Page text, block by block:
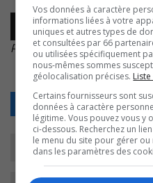
Lecteur
audio
Pélo – LNAH à 7.
Retour
Vos données à caractère
informations liées à votre
uniques et autres types de
et consultées par 66
ou utilisées spécifiquement
nous-mêmes sommes
géolocalisation précises.
Certains fournisseurs sont
données à caractère
légitime. Vous pouvez vous
ci-dessous. Recherchez un
le menu du site pour gérer
dans les paramètres des